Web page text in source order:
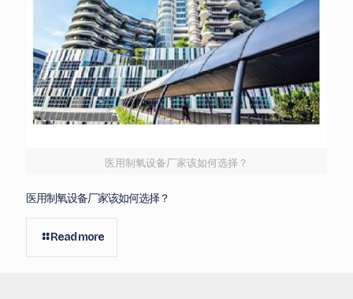
医用制氧设备厂家该如何选择？
医用制氧设备厂家该如何选择？
Read more